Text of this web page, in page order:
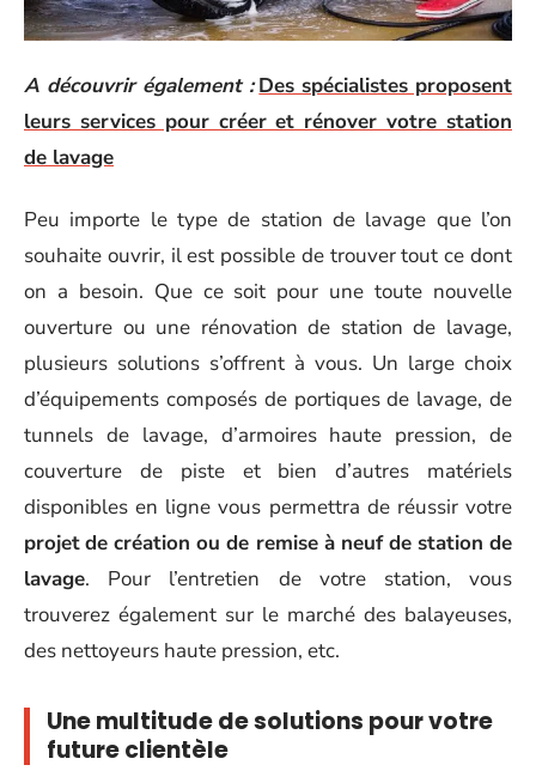
A découvrir également : Des spécialistes proposent
leurs services pour créer et rénover votre station
de lavage
Peu importe le type de station de lavage que l’on
souhaite ouvrir, il est possible de trouver tout ce dont
on a besoin. Que ce soit pour une toute nouvelle
ouverture ou une rénovation de station de lavage,
plusieurs solutions s’offrent à vous. Un large choix
d’équipements composés de portiques de lavage, de
tunnels de lavage, d’armoires haute pression, de
couverture de piste et bien d’autres matériels
disponibles en ligne vous permettra de réussir votre
projetde création ou de remise à neuf de station de
lavage. Pour l’entretien de votre station, vous
trouverez également sur le marché des balayeuses,
des nettoyeurs haute pression, etc.
Une multitude de solutions pour votre
future clientèle